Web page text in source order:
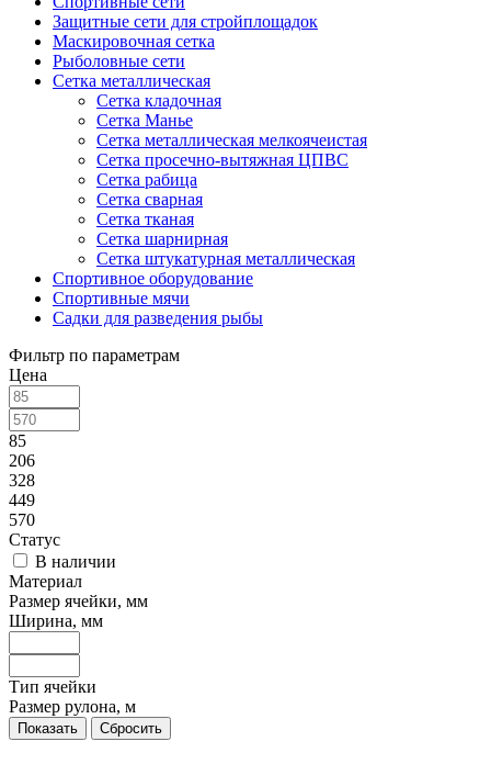
Защитные сети для стройплощадок
Маскировочная сетка
Рыболовные сети
Сетка металлическая
Сетка кладочная
Сетка Манье
Сетка металлическая мелкоячеистая
Сетка просечно-вытяжная ЦПВС
Сетка рабица
Сетка сварная
Сетка тканая
Сетка шарнирная
Сетка штукатурная металлическая
Спортивное оборудование
Спортивные мячи
Садки для разведения рыбы
Фильтр по параметрам
Цена
85
206
328
449
570
Статус
В наличии
Материал
Размер ячейки, мм
Ширина, мм
Тип ячейки
Размер рулона, м
Сбросить